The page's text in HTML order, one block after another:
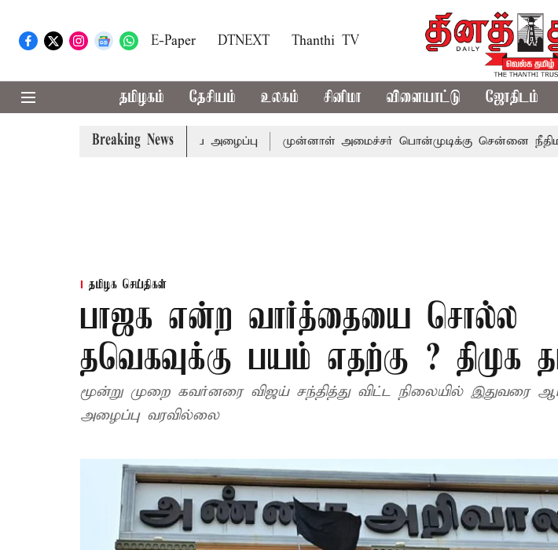
E-Paper DTNEXT Thanthi TV
தமிழகம் தேசியம் உலகம் சினிமா விளையாட்டு ஜோதிடம்
Breaking News
முதல்-அமைச்சர் விஜய் அழைப்பு முன்னாள் அமைச்சர் பொன்முடிக்கு சென்னை நீதிமன்றம்
தமிழக செய்திகள்
பாஜக என்ற வார்த்தையை சொல்ல
தவெகவுக்கு பயம் எதற்கு ? திமுக
மூன்று முறை கவர்னரை விஜய் சந்தித்து விட்ட நிலையில் இதுவரை
அழைப்பு வரவில்லை